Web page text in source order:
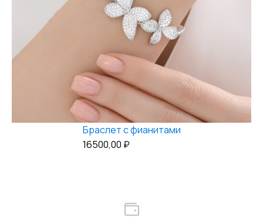
Браслет с фианитами
16500,00 ₽